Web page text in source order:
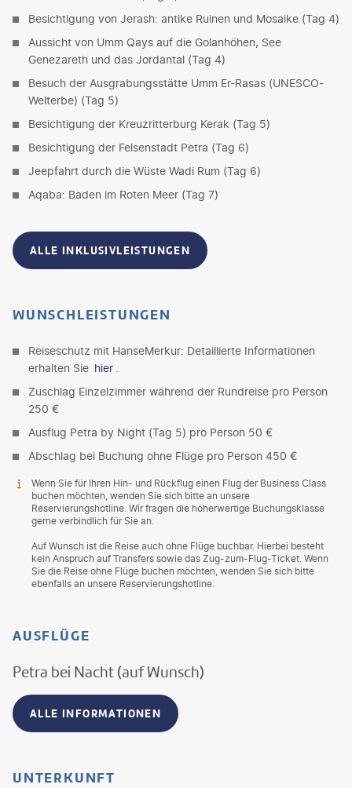
Besichtigung von Jerash: antike Ruinen und Mosaike (Tag 4)
Aussicht von Umm Qays auf die Golanhöhen, See
Genezareth und das Jordantal (Tag 4)
Besuch der Ausgrabungsstätte Umm Er-Rasas (UNESCO-
Welterbe) (Tag 5)
Besichtigung der Kreuzritterburg Kerak (Tag 5)
Besichtigung der Felsenstadt Petra (Tag 6)
Jeepfahrt durch die Wüste Wadi Rum (Tag 6)
Aqaba: Baden im Roten Meer (Tag 7)
ALLE INKLUSIVLEISTUNGEN
WUNSCHLEISTUNGEN
Reiseschutz mit HanseMerkur: Detaillierte Informationen
erhalten Sie hier
Zuschlag Einzelzimmer während der Rundreise pro Person
250 €
Ausflug Petra by Night (Tag 5) pro Person 50 €
Abschlag bei Buchung ohne Flüge pro Person 450 €
Wenn Sie für Ihren Hin- und Rückflug einen Flug der Business Class
buchen möchten, wenden Sie sich bitte an unsere
Reservierungshotline. Wir fragen die höherwertige Buchungsklasse
gerne verbindlich für Sie an.
Auf Wunsch ist die Reise auch ohne Flüge buchbar. Hierbei besteht
kein Anspruch auf Transfers sowie das Zug-zum-Flug-Ticket. Wenn
Sie die Reise ohne Flüge buchen möchten, wenden Sie sich bitte
ebenfalls an unsere Reservierungshotline.
AUSFLÜGE
Petra bei Nacht (auf Wunsch)
ALLE INFORMATIONEN
UNTERKUNFT